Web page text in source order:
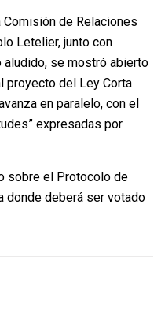
de Relaciones
Letelier, junto con
se mostró abierto
proyecto del Ley Corta
en paralelo, con el
expresadas por
sobre el Protocolo de
donde deberá ser votado